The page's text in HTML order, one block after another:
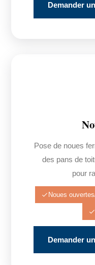
Demander
Pose de noues
des pans de
pour
Noues
Demander